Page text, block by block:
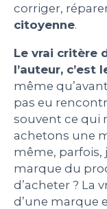
corriger,
citoyenne.
Le vrai critère
l’auteur, c’est
même
pas eu
souvent ce qui
achetons une
même, parfois,
marque du
d’acheter ? La
d’une marque